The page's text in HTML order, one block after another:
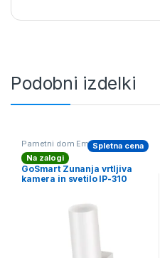
Podobni izdelki
Pametni dom Emos GoSmart,
Videonadzor
Na zalogi
GoSmart Zunanja vrtljiva
kamera in svetilo IP-310
Spletna cena